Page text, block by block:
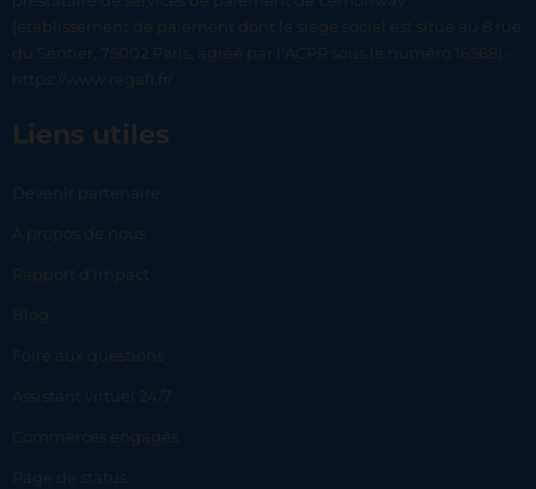
(établissement de paiement dont le siège social est situé au 8 rue
du Sentier, 75002 Paris, agréé par l’ACPR sous le numéro 16568) -
https://www.regafi.fr/
Liens utiles
Devenir partenaire
À propos de nous
Rapport d’impact
Blog
Foire aux questions
Assistant virtuel 24/7
Commerces engagés
Page de status